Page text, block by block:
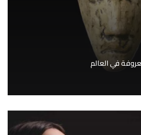
في العالم